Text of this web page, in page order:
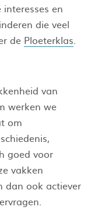
en
die veel
de Ploeterklas
van
werken we
om
goed voor
vakken
dan ook actiever